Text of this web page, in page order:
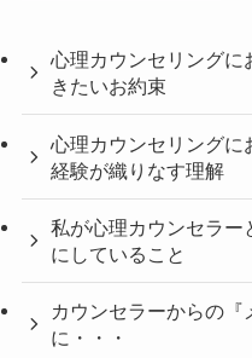
心理カウンセリングに
きたいお約束
心理カウンセリングに
経験が織りなす理解
私が心理カウンセラー
にしていること
カウンセラーからの
に・・・